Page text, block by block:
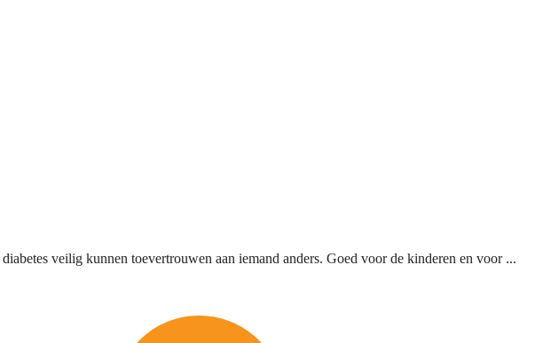
veilig kunnen toevertrouwen aan iemand anders. Goed voor de kinderen en voor ...